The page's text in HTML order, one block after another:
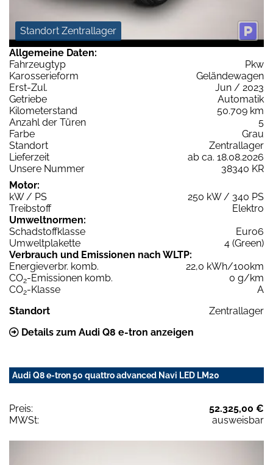
Standort Zentrallager
Allgemeine Daten:
Fahrzeugtyp
Pkw
Karosserieform
Geländewagen
Erst-Zul.
Jun / 2023
Getriebe
Automatik
Kilometerstand
50.709 km
Anzahl der Türen
5
Farbe
Grau
Standort
Zentrallager
Lieferzeit
ab ca. 18.08.2026
Unsere Nummer
38340 KR
Motor:
kW / PS
250 kW / 340 PS
Treibstoff
Elektro
Umweltnormen:
Schadstoffklasse
Euro6
Umweltplakette
4 (Green)
Verbrauch und Emissionen nach WLTP:
Energieverbr. komb.
22,0 kWh/100km
CO2-Emissionen komb.
0 g/km
CO2-Klasse
A
Standort
Zentrallager
Details zum Audi Q8 e-tron anzeigen
Audi Q8 e-tron 50 quattro advanced Navi LED LM20
Preis:
52.325,00 €
MWSt:
ausweisbar